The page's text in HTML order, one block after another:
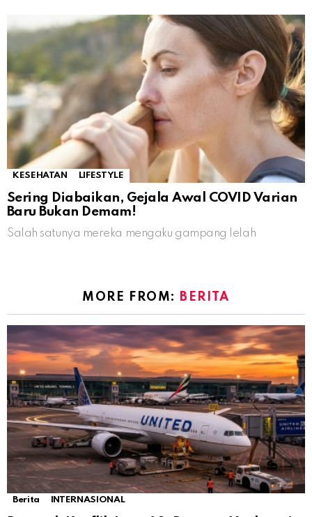
KESEHATAN LIFESTYLE
Sering Diabaikan, Gejala Awal COVID Varian
Baru Bukan Demam!
Salah satunya mereka mengaku gampang lelah
MORE FROM: BERITA
Berita INTERNASIONAL